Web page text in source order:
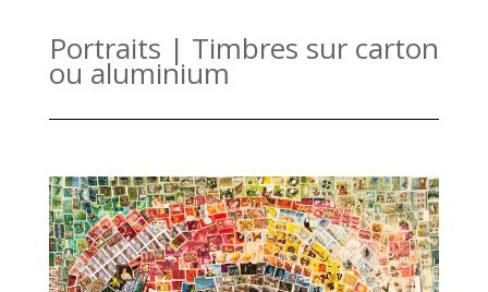
Portraits | Timbres sur carton
ou aluminium